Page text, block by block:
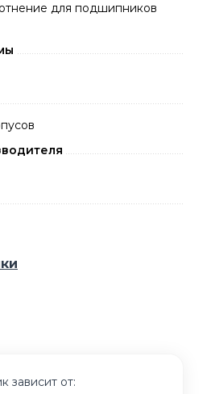
для подшипников
зависит от: